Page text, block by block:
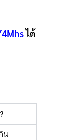
ได้
น